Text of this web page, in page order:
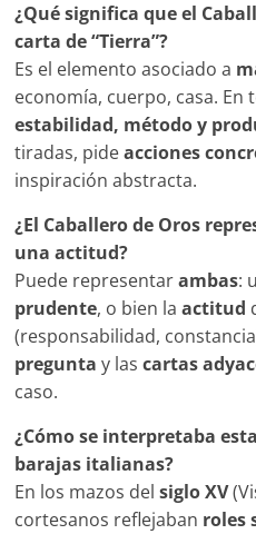
¿Qué significa que el
carta de “Tierra”?
Es el elemento asociado a
economía, cuerpo, casa.
estabilidad, método y
tiradas, pideacciones
inspiración abstracta.
¿El Caballero de Oros
una actitud?
Puede representarambas:
prudente, o bien laactitud
(responsabilidad,
pregunta y lascartas
caso.
¿Cómo se interpretaba
barajas italianas?
En los mazos delsiglo XV
cortesanos reflejaban roles